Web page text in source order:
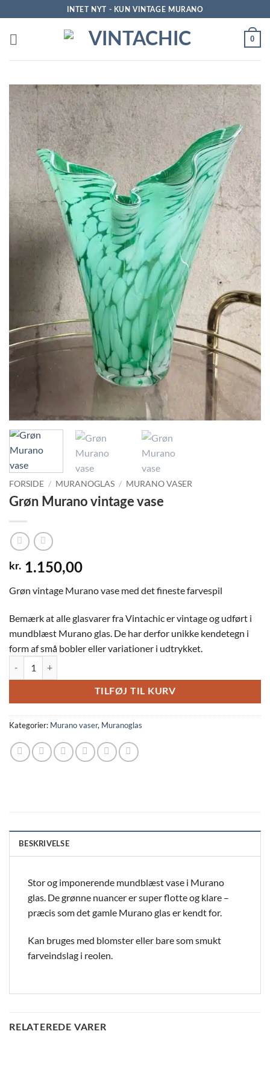
til
indhold
INTET NYT - KUN VINTAGE MURANO
0
FORSIDE / MURANOGLAS / MURANO VASER
Grøn Murano vintage vase
kr. 1.150,00
Grøn vintage Murano vase med det fineste farvespil
Bemærk at alle glasvarer fra Vintachic er vintage og udført i
mundblæst Murano glas. De har derfor unikke kendetegn i
form af små bobler eller variationer i udtrykket.
TILFØJ TIL KURV
Kategorier: Murano vaser, Muranoglas
BESKRIVELSE
Stor og imponerende mundblæst vase i Murano
glas. De grønne nuancer er super flotte og klare –
præcis som det gamle Murano glas er kendt for.
Kan bruges med blomster eller bare som smukt
farveindslag i reolen.
RELATEREDE VARER